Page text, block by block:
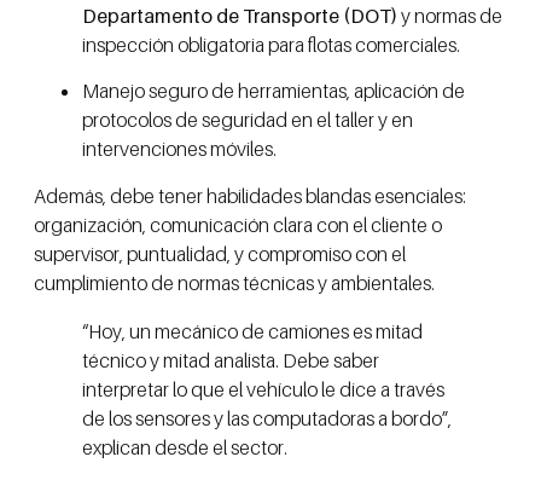
Departamento de Transporte (DOT) y normas de
inspección obligatoria para flotas comerciales.
Manejo seguro de herramientas, aplicación de
protocolos de seguridad en el taller y en
intervenciones móviles.
Además, debe tener habilidades blandas esenciales:
organización, comunicación clara con el cliente o
supervisor, puntualidad, y compromiso con el
cumplimiento de normas técnicas y ambientales.
“Hoy, un mecánico de camiones es mitad
técnico y mitad analista. Debe saber
interpretar lo que el vehículo le dice a través
de los sensores y las computadoras a bordo”,
explican desde el sector.